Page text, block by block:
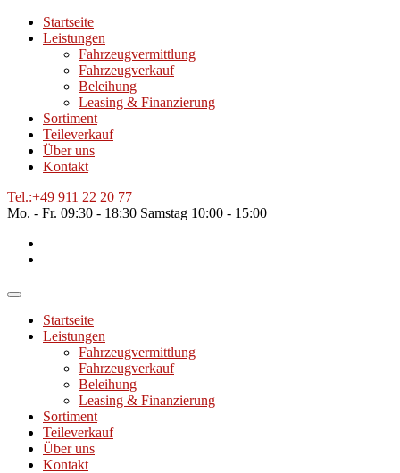
Startseite
Leistungen
Fahrzeugvermittlung
Fahrzeugverkauf
Beleihung
Leasing & Finanzierung
Sortiment
Teileverkauf
Über uns
Kontakt
Tel.:+49 911 22 20 77
Mo. - Fr. 09:30 - 18:30 Samstag 10:00 - 15:00
Startseite
Leistungen
Fahrzeugvermittlung
Fahrzeugverkauf
Beleihung
Leasing & Finanzierung
Sortiment
Teileverkauf
Über uns
Kontakt